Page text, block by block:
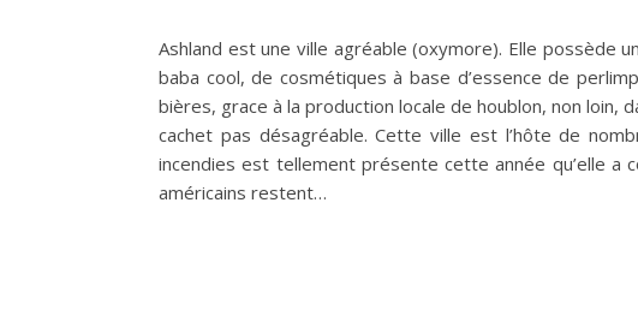
Ashland est une ville agréable (oxymore). Elle possède
baba cool, de cosmétiques à base d’essence de
bières, grace à la production locale de houblon, non loin,
cachet pas désagréable. Cette ville est l’hôte de
incendies est tellement présente cette année qu’elle a
américains restent…